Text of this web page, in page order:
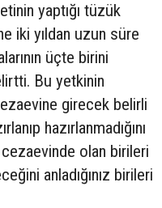
yaptığı tüzük
iki yıldan uzun süre
üçte birini
Bu yetkinin
girecek belirli
hazırlanmadığını
olan birileri
anladığınız birileri